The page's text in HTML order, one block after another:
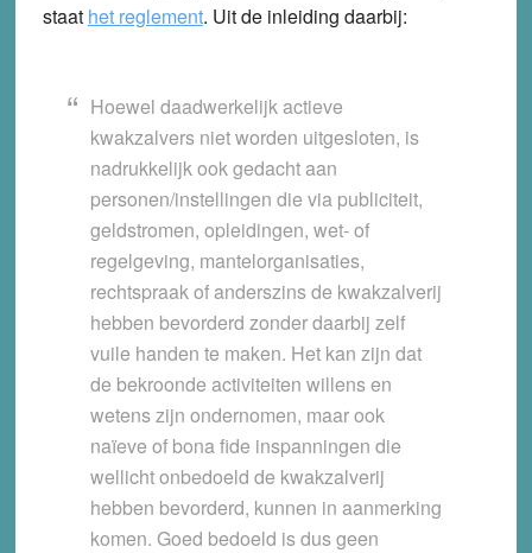
staat het reglement. Uit de inleiding daarbij:
Hoewel daadwerkelijk actieve
kwakzalvers niet worden uitgesloten, is
nadrukkelijk ook gedacht aan
personen/instellingen die via publiciteit,
geldstromen, opleidingen, wet- of
regelgeving, mantelorganisaties,
rechtspraak of anderszins de kwakzalverij
hebben bevorderd zonder daarbij zelf
vuile handen te maken. Het kan zijn dat
de bekroonde activiteiten willens en
wetens zijn ondernomen, maar ook
naïeve of bona fide inspanningen die
wellicht onbedoeld de kwakzalverij
hebben bevorderd, kunnen in aanmerking
komen. Goed bedoeld is dus geen